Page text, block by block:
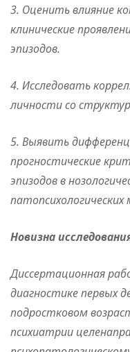
3. Оценить влияние
клинические
эпизодов.
4. Исследовать
личности со
5. Выявить
прогностические
эпизодов в
Новизна
Диссертационная
диагностике первых
подростковом
психиатрии